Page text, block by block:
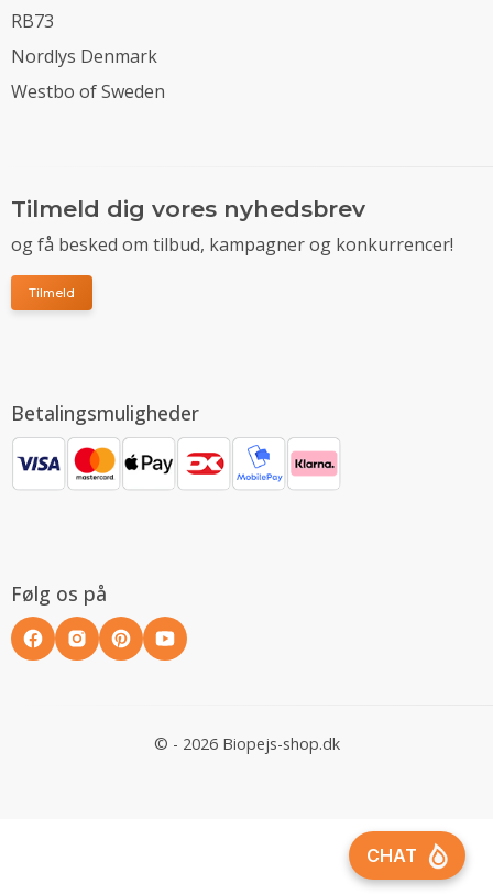
RB73
Nordlys Denmark
Westbo of Sweden
Tilmeld dig vores nyhedsbrev
og få besked om tilbud, kampagner og konkurrencer!
Tilmeld
Betalingsmuligheder
Følg os på
© - 2026 Biopejs-shop.dk